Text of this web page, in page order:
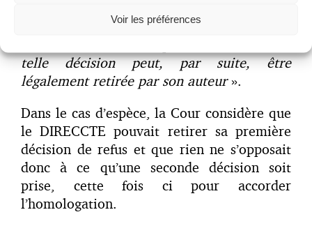
Voir les préférences
crée de droit acquis ni au profit des parties
telle décision peut, par suite, être
légalement retirée par son auteur».
Dans le cas d’espèce, la Cour considère que
le DIRECCTE pouvait retirer sa première
décision de refus et que rien ne s’opposait
donc à ce qu’une seconde décision soit
prise, cette fois ci pour accorder
l’homologation.